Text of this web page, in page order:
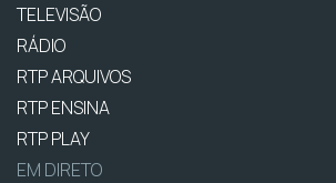
TELEVISÃO
RÁDIO
RTP ARQUIVOS
RTP ENSINA
RTP PLAY
EM DIRETO